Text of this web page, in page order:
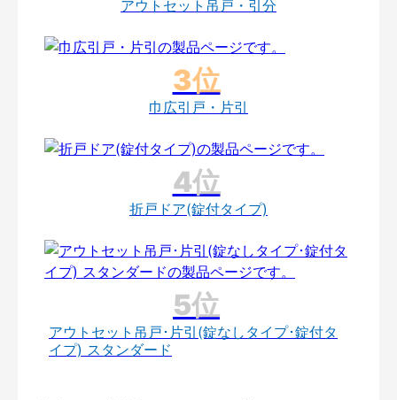
アウトセット吊戸・引分
巾広引戸・片引
折戸ドア(錠付タイプ)
アウトセット吊戸･片引(錠なしタイプ･錠付タ
イプ) スタンダード